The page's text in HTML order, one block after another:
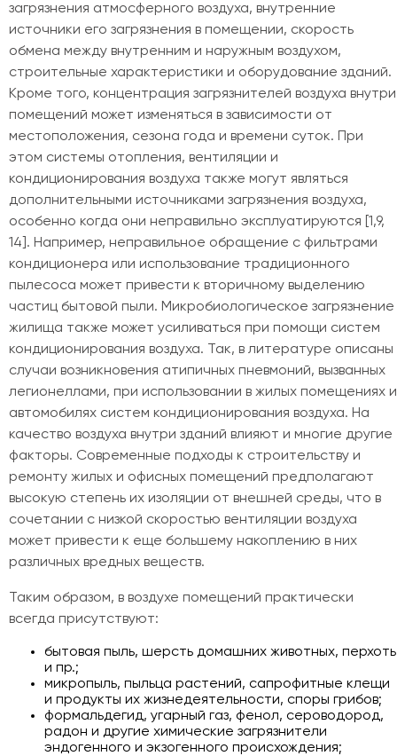
загрязнения атмосферного воздуха, внутренние
источники его загрязнения в помещении, скорость
обмена между внутренним и наружным воздухом,
строительные характеристики и оборудование зданий.
Кроме того, концентрация загрязнителей воздуха внутри
помещений может изменяться в зависимости от
местоположения, сезона года и времени суток. При
этом системы отопления, вентиляции и
кондиционирования воздуха также могут являться
дополнительными источниками загрязнения воздуха,
особенно когда они неправильно эксплуатируются [1,9,
14]. Например, неправильное обращение с фильтрами
кондиционера или использование традиционного
пылесоса может привести к вторичному выделению
частиц бытовой пыли. Микробиологическое загрязнение
жилища также может усиливаться при помощи систем
кондиционирования воздуха. Так, в литературе описаны
случаи возникновения атипичных пневмоний, вызванных
легионеллами, при использовании в жилых помещениях и
автомобилях систем кондиционирования воздуха. На
качество воздуха внутри зданий влияют и многие другие
факторы. Современные подходы к строительству и
ремонту жилых и офисных помещений предполагают
высокую степень их изоляции от внешней среды, что в
сочетании с низкой скоростью вентиляции воздуха
может привести к еще большему накоплению в них
различных вредных веществ.
Таким образом, в воздухе помещений практически
всегда присутствуют:
бытовая пыль, шерсть домашних животных, перхоть
и пр.;
микропыль, пыльца растений, сапрофитные клещи
и продукты их жизнедеятельности, споры грибов;
формальдегид, угарный газ, фенол, сероводород,
радон и другие химические загрязнители
эндогенного и экзогенного происхождения;